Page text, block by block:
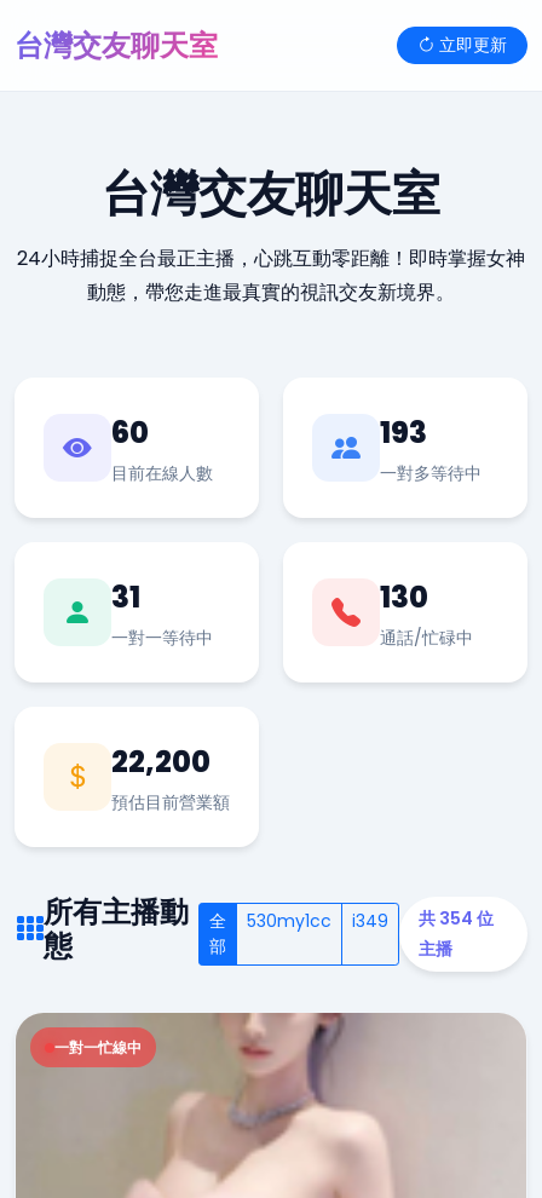
台灣交友聊天室 立即更新
台灣交友聊天室
24小時捕捉全台最正主播，心跳互動零距離！即時掌握女神
動態，帶您走進最真實的視訊交友新境界。
60
目前在線人數
193
一對多等待中
31
一對一等待中
130
通話/忙碌中
22,200
預估目前營業額
所有主播動
態
全
部
530my1cc i349
共 354 位
主播
一對一忙線中